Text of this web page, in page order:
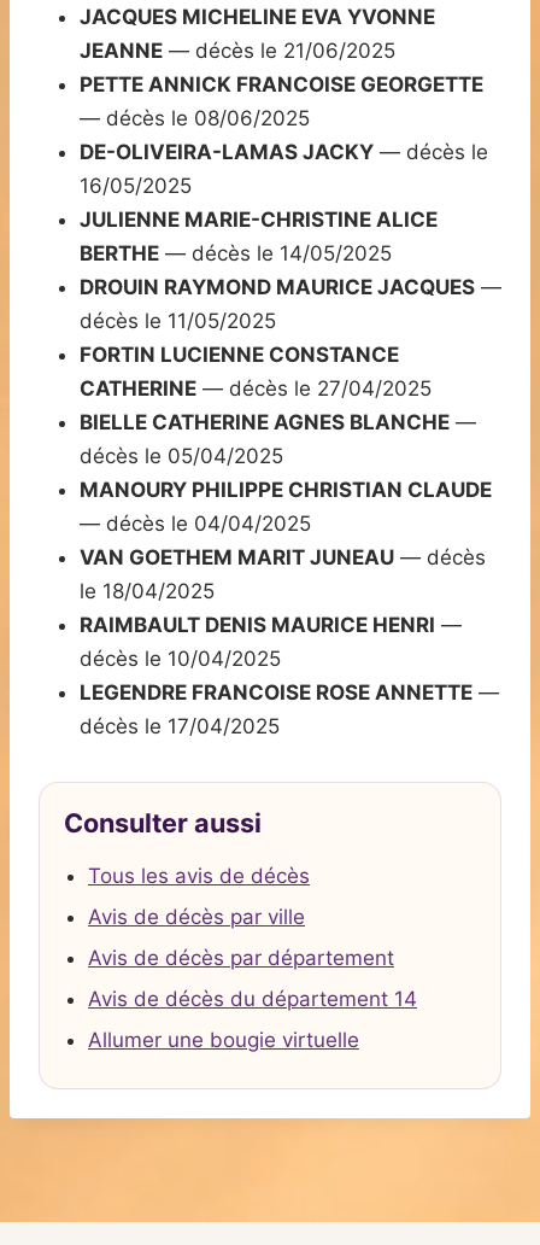
JACQUES MICHELINE EVA YVONNE
JEANNE — décès le 21/06/2025
PETTE ANNICK FRANCOISE GEORGETTE
— décès le 08/06/2025
DE-OLIVEIRA-LAMAS JACKY — décès le
16/05/2025
JULIENNE MARIE-CHRISTINE ALICE
BERTHE — décès le 14/05/2025
DROUIN RAYMOND MAURICE JACQUES —
décès le 11/05/2025
FORTIN LUCIENNE CONSTANCE
CATHERINE — décès le 27/04/2025
BIELLE CATHERINE AGNES BLANCHE —
décès le 05/04/2025
MANOURY PHILIPPE CHRISTIAN CLAUDE
— décès le 04/04/2025
VAN GOETHEM MARIT JUNEAU — décès
le 18/04/2025
RAIMBAULT DENIS MAURICE HENRI —
décès le 10/04/2025
LEGENDRE FRANCOISE ROSE ANNETTE —
décès le 17/04/2025
Consulter aussi
Tous les avis de décès
Avis de décès par ville
Avis de décès par département
Avis de décès du département 14
Allumer une bougie virtuelle